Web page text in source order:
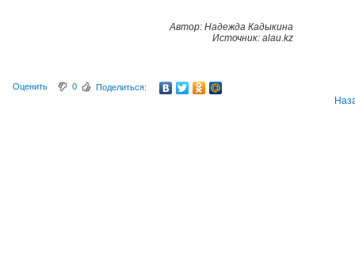
Автор: Надежда Кадыкина
Источник: alau.kz
Оценить 0 Поделиться: